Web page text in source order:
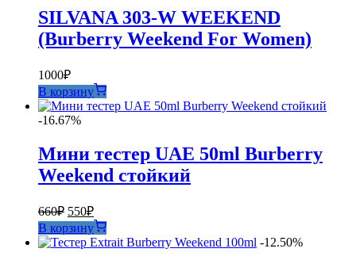
SILVANA 303-W WEEKEND
(Burberry Weekend For Women)
1000₽
В корзину
-16.67%
Мини тестер UAE 50ml Burberry
Weekend стойкий
660₽ Первоначальная
цена
составляла
660₽.
550₽Текущая
цена:
550₽.
В корзину
-12.50%